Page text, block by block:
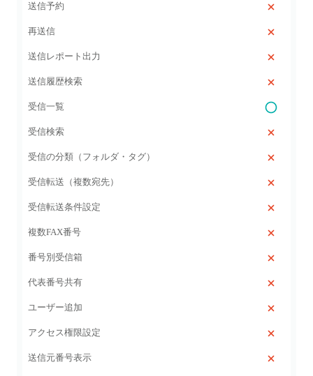
送信予約
再送信
送信レポート出力
送信履歴検索
受信一覧
受信検索
受信の分類（フォルダ・タグ）
受信転送（複数宛先）
受信転送条件設定
複数FAX番号
番号別受信箱
代表番号共有
ユーザー追加
アクセス権限設定
送信元番号表示